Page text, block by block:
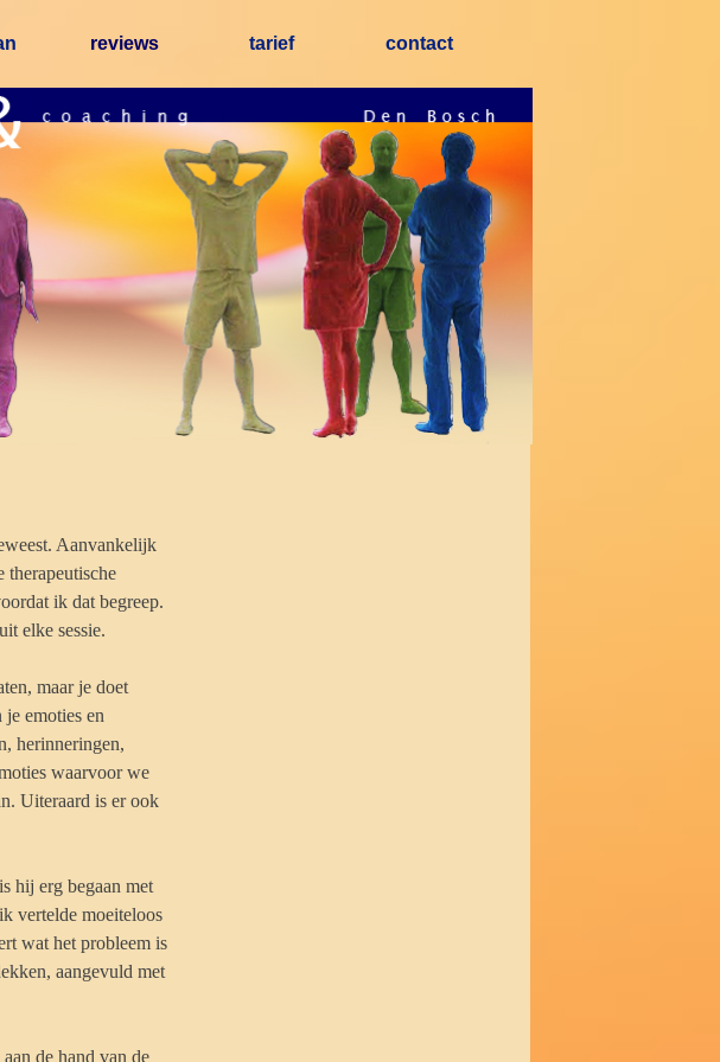
▼
reviews ▼
tarief ▼
contact
Aanvankelijk
ik dat begreep.
elke sessie.
maar je doet
emoties en
herinneringen,
waarvoor we
Uiteraard is er ook
hij erg begaan met
vertelde moeiteloos
wat het probleem is
aangevuld met
de hand van de